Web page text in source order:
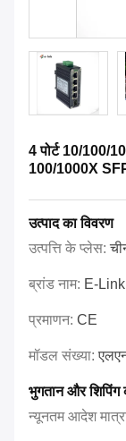
4 पोर्ट 10/100/
100/1000X
उत्पाद का विवरण
उत्पत्ति के प्लेस:
ब्रांड नाम: E-Link
प्रमाणन: CE
मॉडल संख्या:
भुगतान और शिपिंग
न्यूनतम आदेश